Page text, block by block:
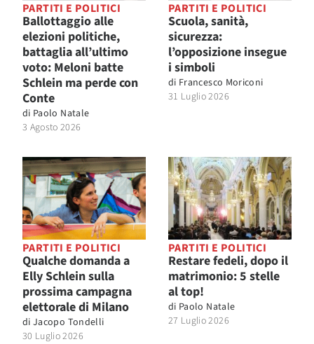
PARTITI E POLITICI
Ballottaggio alle
elezioni politiche,
battaglia all’ultimo
voto: Meloni batte
Schlein ma perde con
Conte
di Paolo Natale
3 Agosto 2026
PARTITI E POLITICI
Scuola, sanità,
sicurezza:
l’opposizione insegue
i simboli
di Francesco Moriconi
31 Luglio 2026
PARTITI E POLITICI
Qualche domanda a
Elly Schlein sulla
prossima campagna
elettorale di Milano
di Jacopo Tondelli
30 Luglio 2026
PARTITI E POLITICI
Restare fedeli, dopo il
matrimonio: 5 stelle
al top!
di Paolo Natale
27 Luglio 2026